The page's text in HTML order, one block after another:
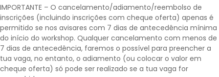
IMPORTANTE – O cancelamento/adiamento/reembolso de
inscrições (incluindo inscrições com cheque oferta) apenas é
permitido se nos avisares com 7 dias de antecedência mínima
do início do workshop. Qualquer cancelamento com menos de
7 dias de antecedência, faremos o possível para preencher a
tua vaga, no entanto, o adiamento (ou colocar o valor em
cheque oferta) só pode ser realizado se a tua vaga for